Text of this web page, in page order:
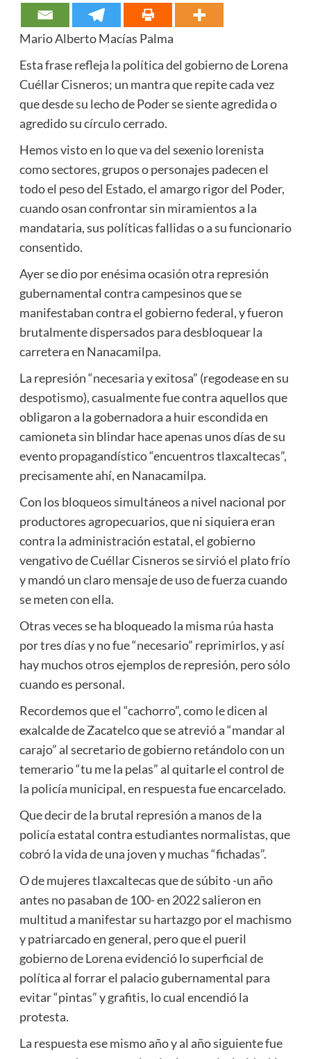
Mario Alberto Macías Palma
Esta frase refleja la política del gobierno de Lorena
Cuéllar Cisneros; un mantra que repite cada vez
que desde su lecho de Poder se siente agredida o
agredido su círculo cerrado.
Hemos visto en lo que va del sexenio lorenista
como sectores, grupos o personajes padecen el
todo el peso del Estado, el amargo rigor del Poder,
cuando osan confrontar sin miramientos a la
mandataria, sus políticas fallidas o a su funcionario
consentido.
Ayer se dio por enésima ocasión otra represión
gubernamental contra campesinos que se
manifestaban contra el gobierno federal, y fueron
brutalmente dispersados para desbloquear la
carretera en Nanacamilpa.
La represión “necesaria y exitosa” (regodease en su
despotismo), casualmente fue contra aquellos que
obligaron a la gobernadora a huir escondida en
camioneta sin blindar hace apenas unos días de su
evento propagandístico “encuentros tlaxcaltecas”,
precisamente ahí, en Nanacamilpa.
Con los bloqueos simultáneos a nivel nacional por
productores agropecuarios, que ni siquiera eran
contra la administración estatal, el gobierno
vengativo de Cuéllar Cisneros se sirvió el plato frío
y mandó un claro mensaje de uso de fuerza cuando
se meten con ella.
Otras veces se ha bloqueado la misma rúa hasta
por tres días y no fue “necesario” reprimirlos, y así
hay muchos otros ejemplos de represión, pero sólo
cuando es personal.
Recordemos que el “cachorro”, como le dicen al
exalcalde de Zacatelco que se atrevió a “mandar al
carajo” al secretario de gobierno retándolo con un
temerario “tu me la pelas” al quitarle el control de
la policía municipal, en respuesta fue encarcelado.
Que decir de la brutal represión a manos de la
policía estatal contra estudiantes normalistas, que
cobró la vida de una joven y muchas “fichadas”.
O de mujeres tlaxcaltecas que de súbito -un año
antes no pasaban de 100- en 2022 salieron en
multitud a manifestar su hartazgo por el machismo
y patriarcado en general, pero que el pueril
gobierno de Lorena evidenció lo superficial de
política al forrar el palacio gubernamental para
evitar “pintas” y grafitis, lo cual encendió la
protesta.
La respuesta ese mismo año y al año siguiente fue